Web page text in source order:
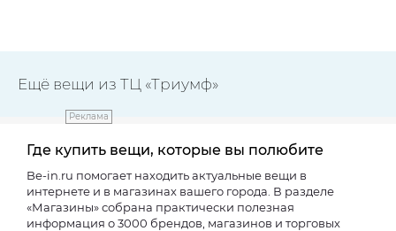
Ещё вещи из ТЦ «Триумф»
Реклама
Где купить вещи, которые вы полюбите
Be-in.ru помогает находить актуальные вещи в
интернете и в магазинах вашего города. В разделе
«Магазины» собрана практически полезная
информация о 3000 брендов, магазинов и торговых